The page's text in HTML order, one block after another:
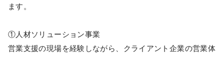
ます。
①人材ソリューション事業
営業支援の現場を経験しながら、クライアント企業の営業体